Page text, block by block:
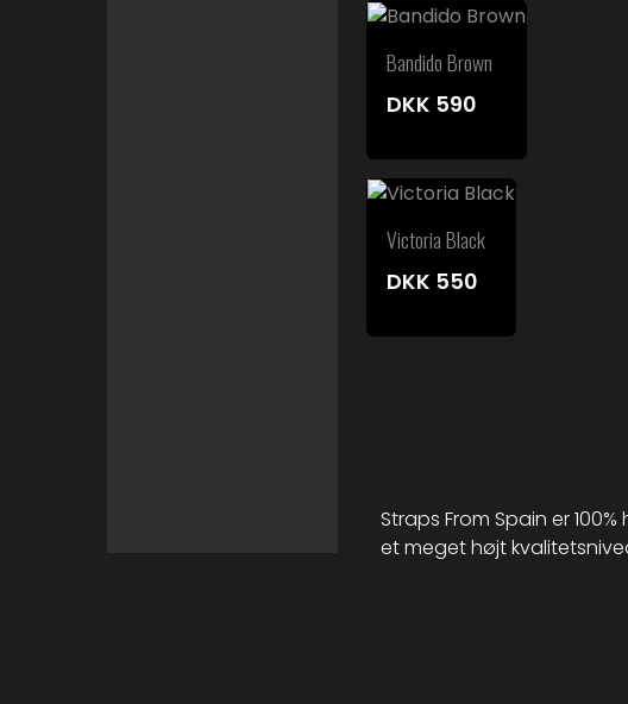
Bandido Brown
DKK 590
Victoria Black
DKK 550
Straps From Spain er
et meget højt